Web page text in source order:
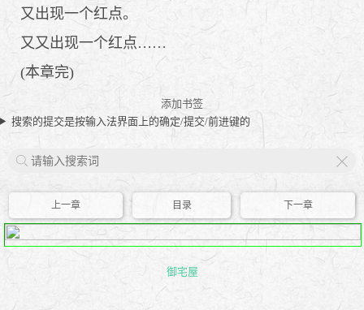
又出现一个红点。
又又出现一个红点……
(本章完)
添加书签
搜索的提交是按输入法界面上的确定/提交/前进键的
上一章 目录 下一章
御宅屋